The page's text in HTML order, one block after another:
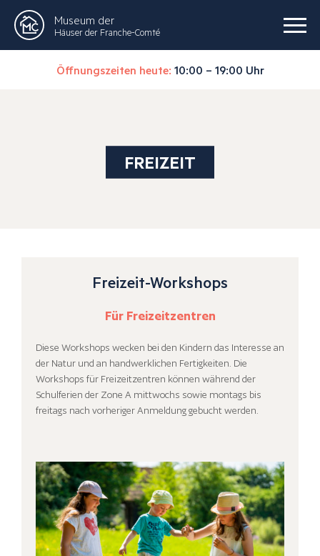
Museum der
Häuser der Franche-Comté
Öffnungszeiten heute: 10:00 – 19:00 Uhr
FREIZEIT
Freizeit-Workshops
Für Freizeitzentren
Diese Workshops wecken bei den Kindern das Interesse an
der Natur und an handwerklichen Fertigkeiten. Die
Workshops für Freizeitzentren können während der
Schulferien der Zone A mittwochs sowie montags bis
freitags nach vorheriger Anmeldung gebucht werden.